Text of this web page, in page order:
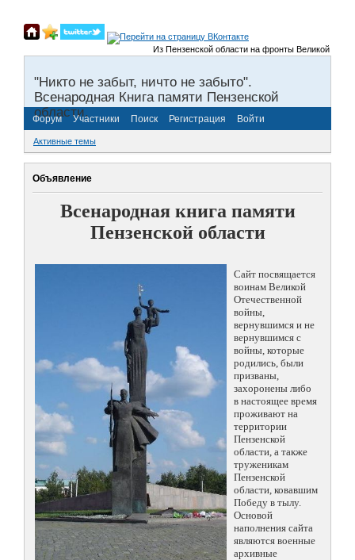
Из Пензенской области на фронты Великой
"Никто не забыт, ничто не забыто".
Всенародная Книга памяти Пензенской
области.
Форум Участники Поиск Регистрация Войти
Активные темы
Объявление
Всенародная книга памяти
Пензенской области
Сайт посвящается
воинам Великой
Отечественной
войны,
вернувшимся и не
вернувшимся с
войны, которые
родились, были
призваны,
захоронены либо
в настоящее время
проживают на
территории
Пензенской
области, а также
труженикам
Пензенской
области, ковавшим
Победу в тылу.
Основой
наполнения сайта
являются военные
архивные